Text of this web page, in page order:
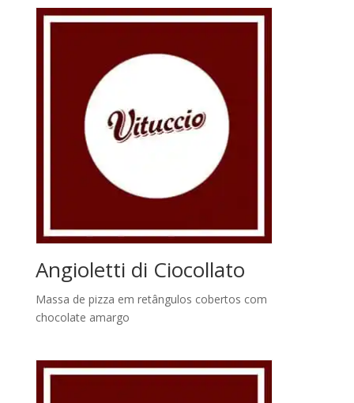
Angioletti di Ciocollato
Massa de pizza em retângulos cobertos com
chocolate amargo